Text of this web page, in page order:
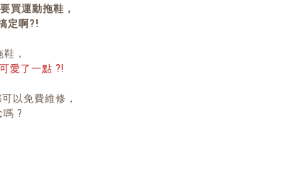
買運動拖鞋，
定啊?!
，
愛了一點 ?!
以免費維修，
嗎 ?